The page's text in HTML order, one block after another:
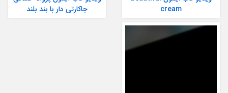
cream
جاکارتی دار با بند بلند